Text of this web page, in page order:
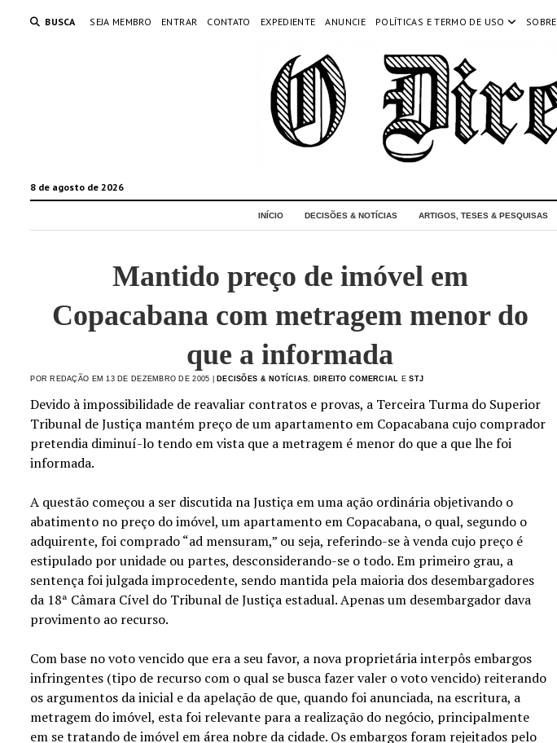
BUSCA SEJA MEMBRO ENTRAR CONTATO EXPEDIENTE ANUNCIE POLÍTICAS E TERMO DE USO SOBRE
8 de agosto de 2026
INÍCIO DECISÕES & NOTÍCIAS ARTIGOS, TESES & PESQUISAS
Mantido preço de imóvel em
Copacabana com metragem menor do
que a informada
POR REDAÇÃO EM 13 DE DEZEMBRO DE 2005 | DECISÕES & NOTÍCIAS DIREITO COMERCIAL ESTJ
Devido à impossibilidade de reavaliar contratos e provas, a Terceira Turma do Superior
Tribunal de Justiça mantém preço de um apartamento em Copacabana cujo comprador
pretendia diminuí-lo tendo em vista que a metragem é menor do que a que lhe foi
informada.
A questão começou a ser discutida na Justiça em uma ação ordinária objetivando o
abatimento no preço do imóvel, um apartamento em Copacabana, o qual, segundo o
adquirente, foi comprado “ad mensuram,” ou seja, referindo-se à venda cujo preço é
estipulado por unidade ou partes, desconsiderando-se o todo. Em primeiro grau, a
sentença foi julgada improcedente, sendo mantida pela maioria dos desembargadores
da 18ª Câmara Cível do Tribunal de Justiça estadual. Apenas um desembargador dava
provimento ao recurso.
Com base no voto vencido que era a seu favor, a nova proprietária interpôs embargos
infringentes (tipo de recurso com o qual se busca fazer valer o voto vencido) reiterando
os argumentos da inicial e da apelação de que, quando foi anunciada, na escritura, a
metragem do imóvel, esta foi relevante para a realização do negócio, principalmente
em se tratando de imóvel em área nobre da cidade. Os embargos foram rejeitados pelo